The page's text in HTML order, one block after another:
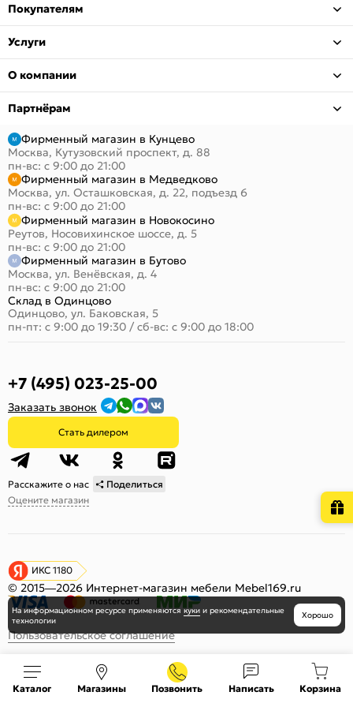
Покупателям
Услуги
О компании
Партнёрам
Фирменный магазин в Кунцево
Москва, Кутузовский проспект, д. 88
пн-вс: с 9:00 до 21:00
Фирменный магазин в Медведково
Москва, ул. Осташковская, д. 22, подъезд 6
пн-вс: с 9:00 до 21:00
Фирменный магазин в Новокосино
Реутов, Носовихинское шоссе, д. 5
пн-вс: с 9:00 до 21:00
Фирменный магазин в Бутово
Москва, ул. Венёвская, д. 4
пн-вс: с 9:00 до 21:00
Склад в Одинцово
Одинцово, ул. Баковская, 5
пн-пт: с 9:00 до 19:30 / сб-вс: с 9:00 до 18:00
+7 (495) 023-25-00
Заказать звонок
Стать дилером
Расскажите о нас
Поделиться
Оцените магазин
ИКС 1180
© 2015—2026 Интернет-магазин мебели Mebel169.ru
Пользовательское соглашение
Политика обработки персональных данных
Карта сайта
Каталог Магазины Позвонить Написать Корзина
На информационном ресурсе применяютсякуки и рекомендательные
технологии
Хорошо